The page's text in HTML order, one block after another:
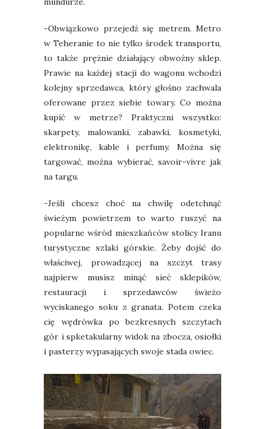
-Obwiązkowo przejedź się metrem. Metro
w Teheranie to nie tylko środek transportu,
to także prężnie działający obwoźny sklep.
Prawie na każdej stacji do wagonu wchodzi
kolejny sprzedawca, który głośno zachwala
oferowane przez siebie towary. Co można
kupić w metrze? Praktyczni wszystko:
skarpety, malowanki, zabawki, kosmetyki,
elektronikę, kable i perfumy. Można się
targować, można wybierać, savoir-vivre jak
na targu.
-Jeśli chcesz choć na chwilę odetchnąć
świeżym powietrzem to warto ruszyć na
popularne wśród mieszkańców stolicy Iranu
turystyczne szlaki górskie. Żeby dojść do
właściwej, prowadzącej na szczyt trasy
najpierw musisz minąć sieć sklepików,
restauracji i sprzedawców świeżo
wyciskanego soku z granata. Potem czeka
cię wędrówka po bezkresnych szczytach
gór i spketakularny widok na zbocza, osiołki
i pasterzy wypasających swoje stada owiec.